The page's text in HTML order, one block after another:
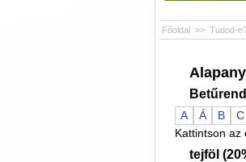
Főoldal >> Tudod-
A Á B C
Kattintson az
tejföl